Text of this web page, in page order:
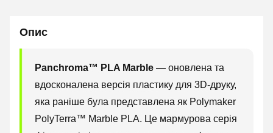
Опис
Panchroma™ PLA Marble — оновлена та
вдосконалена версія пластику для 3D-друку,
яка раніше була представлена як Polymaker
PolyTerra™ Marble PLA. Це мармурова серія